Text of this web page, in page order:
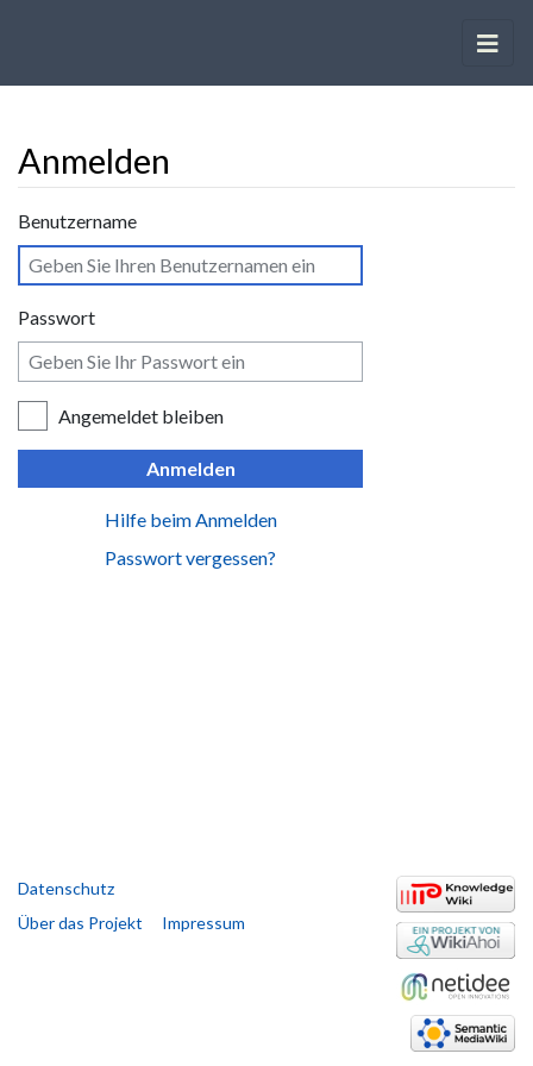
Anmelden
Wechseln zu:Navigation
Benutzername
Passwort
Angemeldet bleiben
Anmelden
Hilfe beim Anmelden
Passwort vergessen?
Datenschutz
Über das Projekt
Impressum